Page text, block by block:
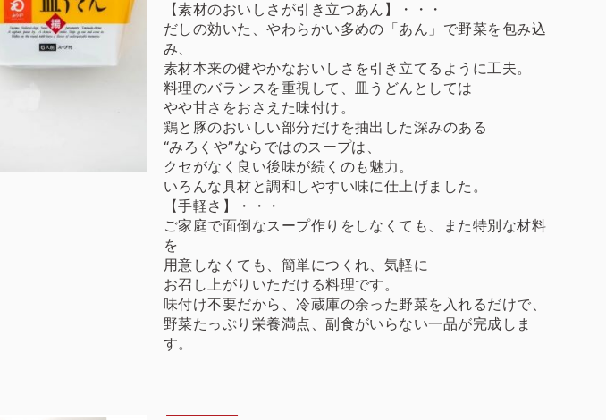
【素材のおいしさが引き立つあん】・・・
だしの効いた、やわらかい多めの「あん」で野菜を包み込
み、
素材本来の健やかなおいしさを引き立てるように工夫。
料理のバランスを重視して、皿うどんとしては
やや甘さをおさえた味付け。
鶏と豚のおいしい部分だけを抽出した深みのある
“みろくや”ならではのスープは、
クセがなく良い後味が続くのも魅力。
いろんな具材と調和しやすい味に仕上げました。
【手軽さ】・・・
ご家庭で面倒なスープ作りをしなくても、また特別な材料
を
用意しなくても、簡単につくれ、気軽に
お召し上がりいただける料理です。
味付け不要だから、冷蔵庫の余った野菜を入れるだけで、
野菜たっぷり栄養満点、副食がいらない一品が完成しま
す。